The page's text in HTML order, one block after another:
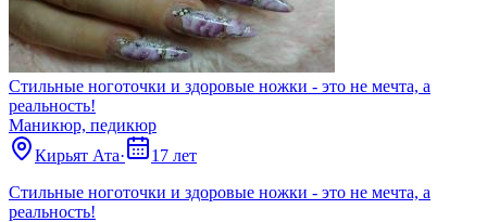
Стильные ноготочки и здоровые ножки - это не мечта, а
реальность!
Маникюр, педикюр
Кирьят Ата·
17 лет
Стильные ноготочки и здоровые ножки - это не мечта, а
реальность!